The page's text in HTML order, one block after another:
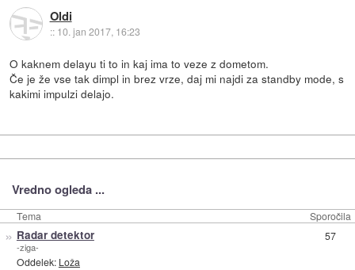
Oldi
:: 10. jan 2017, 16:23
O kaknem delayu ti to in kaj ima to veze z dometom.
Če je že vse tak dimpl in brez vrze, daj mi najdi za standby mode, s
kakimi impulzi delajo.
Vredno ogleda ...
Tema Sporočila
» Radar detektor
-ziga-
Oddelek: Loža
57